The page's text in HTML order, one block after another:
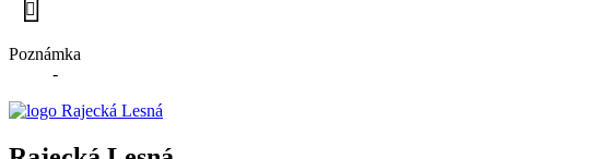
Poznámka
-